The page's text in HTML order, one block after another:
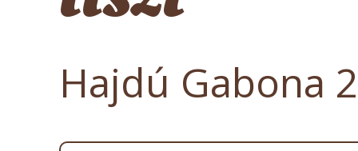
Hajdú Gabona